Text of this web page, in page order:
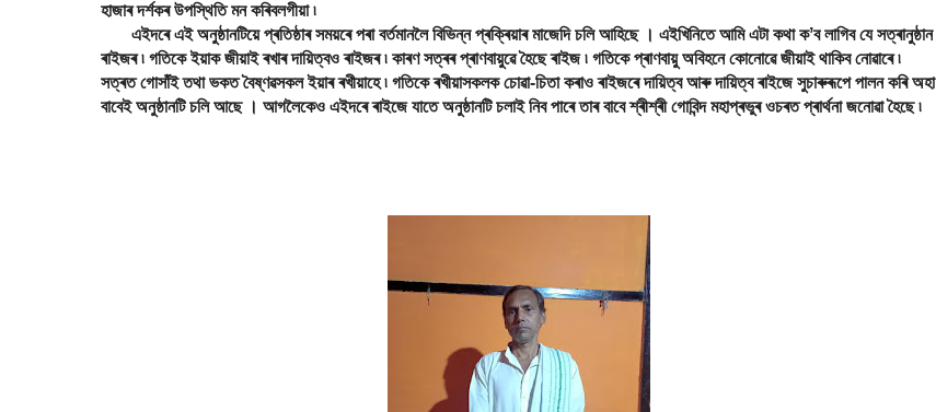
হাজাৰ দৰ্শকৰ উপস্থিতি মন কৰিবলগীয়া ৷
এইদৰে এই অনুষ্ঠানটিয়ে প্ৰতিষ্ঠাৰ সময়ৰে পৰা বৰ্তমানলৈ বিভিন্ন প্ৰক্ৰিয়াৰ মাজেদি চলি আহিছে । এইখিনিতে আমি এটা কথা কʼব লাগিব যে সত্ৰানুষ্ঠান
ৰাইজৰ ৷ গতিকে ইয়াক জীয়াই ৰখাৰ দায়িত্বও ৰাইজৰ ৷ কাৰণ সত্ৰৰ প্ৰাণবায়ুৱে হৈছে ৰাইজ ৷ গতিকে প্ৰাণবায়ু অবিহনে কোনোৱে জীয়াই থাকিব নোৱাৰে ৷
সত্ৰত গোসাঁই তথা ভকত বৈষ্ণৱসকল ইয়াৰ ৰখীয়াহে ৷ গতিকে ৰখীয়াসকলক চোৱা-চিতা কৰাও ৰাইজৰে দায়িত্ব আৰু দায়িত্ব ৰাইজে সুচাৰুৰূপে পালন কৰি অহা
বাবেই অনুষ্ঠানটি চলি আছে । আগলৈকেও এইদৰে ৰাইজে যাতে অনুষ্ঠানটি চলাই নিব পাৰে তাৰ বাবে শ্ৰীশ্ৰী গোবিন্দ মহাপ্ৰভুৰ ওচৰত প্ৰাৰ্থনা জনোৱা হৈছে ৷